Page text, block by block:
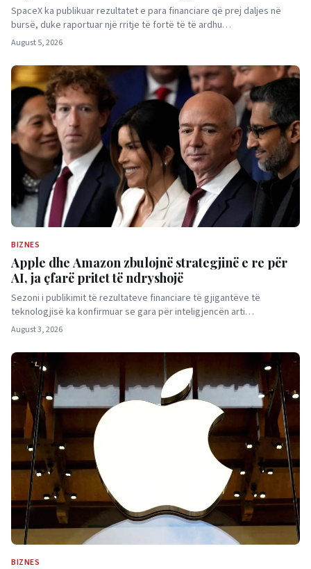
SpaceX ka publikuar rezultatet e para financiare që prej daljes në
bursë, duke raportuar një rritje të fortë të të ardhu…
August 5, 2026
BIZNES
Apple dhe Amazon zbulojnë strategjinë e re për
AI, ja çfarë pritet të ndryshojë
Sezoni i publikimit të rezultateve financiare të gjigantëve të
teknologjisë ka konfirmuar se gara për inteligjencën arti…
August 3, 2026
BIZNES